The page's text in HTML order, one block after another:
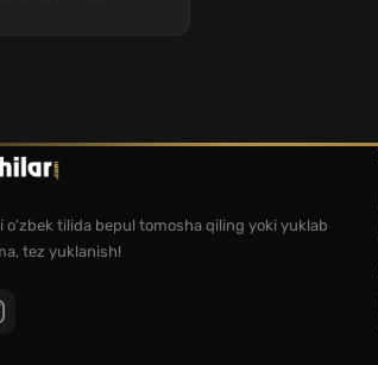
o'zbek tilida bepul tomosha qiling yoki yuklab
tez yuklanish!